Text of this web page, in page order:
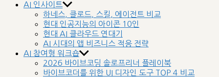
AI 인사이트
하네스, 클로드, 스킬, 에이전트 비교
현대 인공지능의 아이콘 10인
현대 AI 클라우드 연대기
AI 시대의 앱 비즈니스 적응 전략
AI 참여형 워크숍
2026 바이브코딩 솔로프리너 플레이북
바이브코더를 위한 UI 디자인 도구 TOP 4 비교